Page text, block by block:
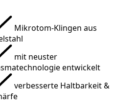
Mikrotom-Klingen aus
mit neuster
entwickelt
verbesserte Haltbarkeit &